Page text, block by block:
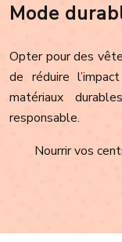
Mode
Opter pour des
de réduire
matériaux
responsable.
Nourrir vos